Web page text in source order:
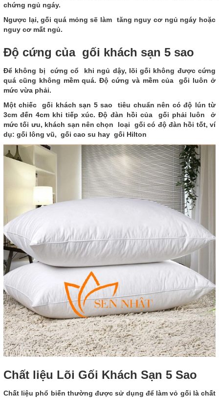
chứng ngủ ngáy.
Ngược lại, gối quá mỏng sẽ làm tăng nguy cơ ngủ ngáy hoặc
nguy cơ mất ngủ.
Độ cứng của gối khách sạn 5 sao
Để không bị cứng cổ khi ngủ dậy, lõi gối không được cứng
quá cũng không mềm quá. Độ cứng và mềm của gối luôn ở
mức vừa phải.
Một chiếc gối khách sạn 5 sao tiêu chuẩn nên có độ lún từ
3cm đến 4cm khi tiếp xúc. Độ đàn hồi của gối phải luôn ở
mức tối ưu, khách sạn nên chọn loại gối có độ đàn hồi tốt, ví
dụ: gối lông vũ, gối cao su hay gối Hilton
Chất liệu Lõi Gối Khách Sạn 5 Sao
Chất liệu phổ biến thường được sử dụng để làm vỏ gối là chất